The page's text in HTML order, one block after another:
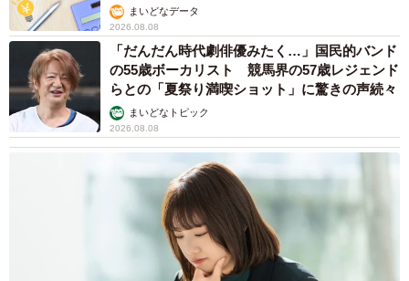
まいどなデータ
2026.08.08
「だんだん時代劇俳優みたく…」国民的バンド
の55歳ボーカリスト 競馬界の57歳レジェンド
らとの「夏祭り満喫ショット」に驚きの声続々
まいどなトピック
2026.08.08